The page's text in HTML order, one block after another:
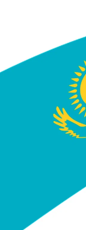
Ағылшын
05 Тамыз